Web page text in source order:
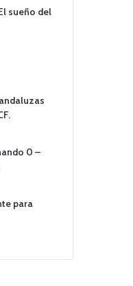
sueño del
0 –
para